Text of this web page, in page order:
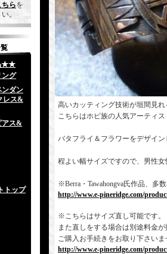
ちらを
。
★★
グ
ダン
レス&
ス&
トップ
高いカッティング技術が垣間見
こちらはホピ族の人気アーティ
バタフライ＆フラワーをデザイ
程よい幅サイズですので、男性
※Berra・Tawahongva氏作品、多
http://www.e-pineridge.com/
※こちらはサイズ直し可能です
また直しをする場合は別途料金
ご購入お手続きをお取り下さいま
http://www.e-pineridge.com/